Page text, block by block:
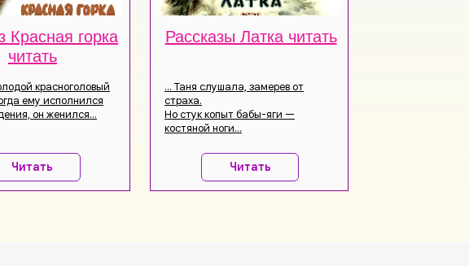
Красная горка
читать
красноголовый
ему исполнился
он женился...
Читать
Рассказы Латка читать
… Таня слушала, замерев от
страха.
Но стук копыт бабы-яги —
костяной ноги...
Читать